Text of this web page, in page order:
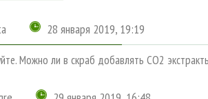
28 января 2019, 19:19
Можно ли в скраб добавлять СО2